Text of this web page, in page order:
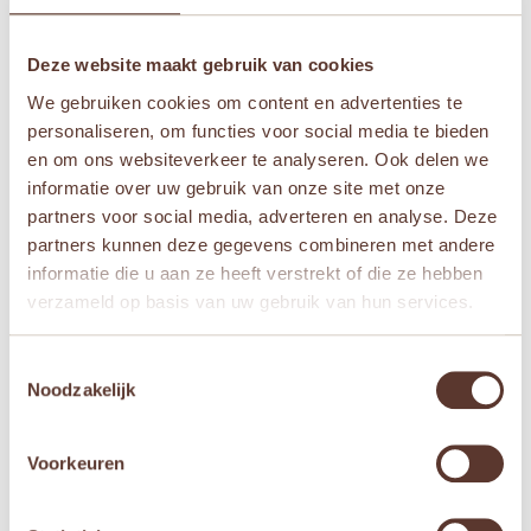
Deze website maakt gebruik van cookies
We gebruiken cookies om content en advertenties te
personaliseren, om functies voor social media te bieden
en om ons websiteverkeer te analyseren. Ook delen we
informatie over uw gebruik van onze site met onze
partners voor social media, adverteren en analyse. Deze
partners kunnen deze gegevens combineren met andere
informatie die u aan ze heeft verstrekt of die ze hebben
verzameld op basis van uw gebruik van hun services.
Noodzakelijk
Voorkeuren
Naam*
E-mail*
Mijn naam, e-mail en site opslaan in deze
browser voor de volgende keer wanneer ik een
reactie plaats.